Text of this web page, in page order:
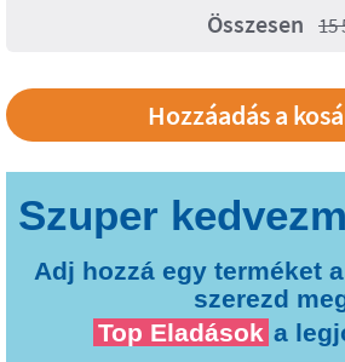
Összesen 15
Adj hozzá egy terméket
szerezd
Top Eladások a